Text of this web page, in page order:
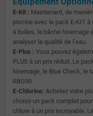
E-Kit : Maintenant, de
piscine avec le pack E-KIT
à bulles, la bâche hivernage
analyser la qualité de lʼeau.
E-Plus : Vous pouvez
PLUS à un prix réduit. Le
hivernage, le Blue Check, le
RBG90.
E-Chlorine: Achetez votre
choisir un pack complet
chlore à un prix incroyable.